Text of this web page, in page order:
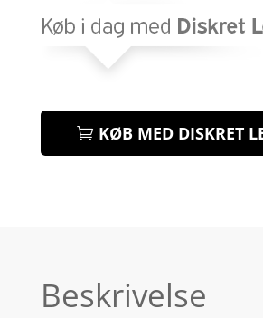
KØB MED DISKRET
Beskrivelse